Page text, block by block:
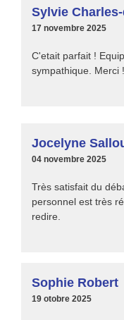
Sylvie
17 novembre 2025
C'etait parfait !
sympathique. Merci !
Jocelyne
04 novembre 2025
Très satisfait du
personnel est très
redire.
Sophie Robert
19 otobre 2025